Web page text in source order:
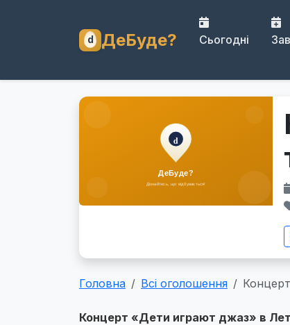
ДеБуде? Сьогодні
Головна Всі оголошення
Концерт «Дети играют джаз» в